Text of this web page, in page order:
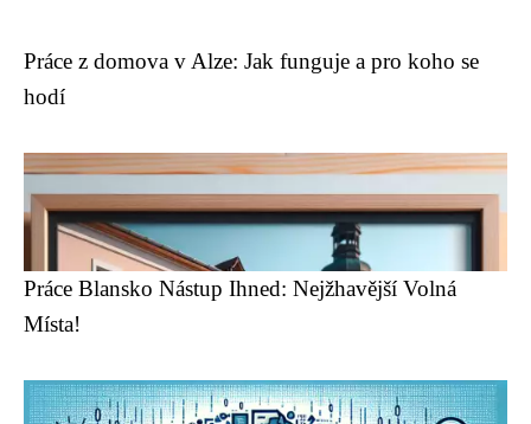
Práce z domova v Alze: Jak funguje a pro koho se
hodí
Práce Blansko Nástup Ihned: Nejžhavější Volná
Místa!